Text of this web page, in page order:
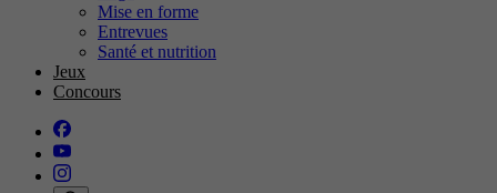
Mise en forme
Entrevues
Santé et nutrition
Jeux
Concours